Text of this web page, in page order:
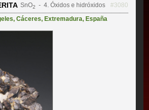
SnO2 - 4. Óxidos e hidróxidos
#3080
,Cáceres, Extremadura, España